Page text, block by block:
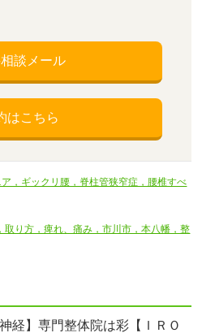
談メール
はこちら
，ギックリ腰，脊柱管狭窄症，腰椎すべ
取り方，痺れ、痛み，市川市，本八幡，整
経】専門整体院は彩【ＩＲＯ